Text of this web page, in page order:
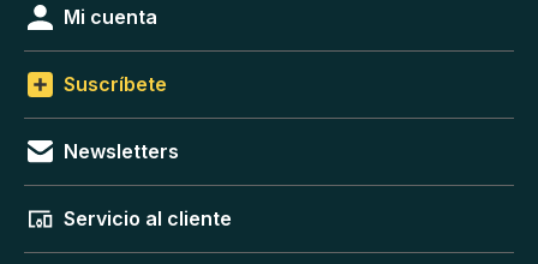
Mi cuenta
Suscríbete
Newsletters
Servicio al cliente